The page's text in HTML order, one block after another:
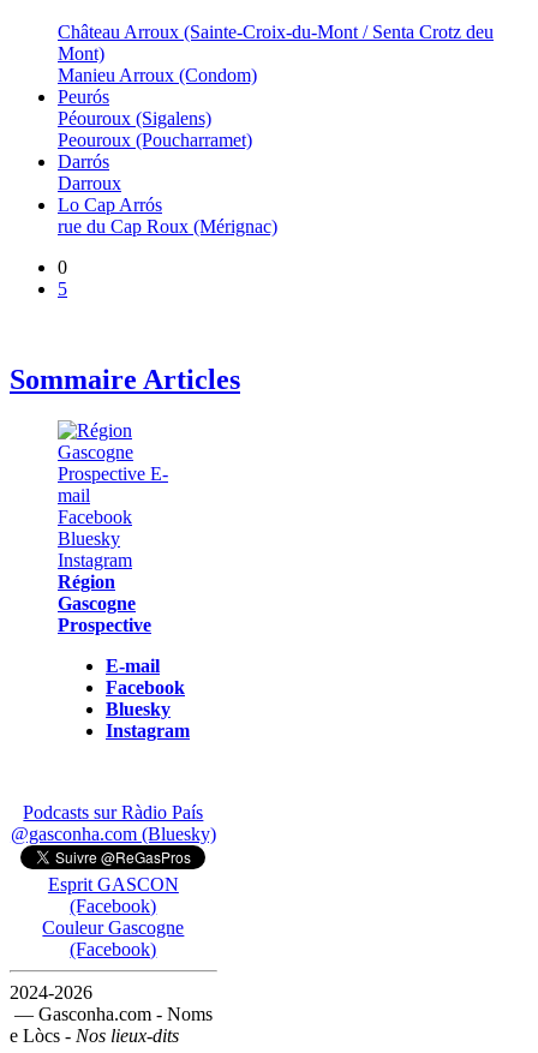
Château Arroux (Sainte-Croix-du-Mont / Senta Crotz deu
Mont)
Manieu Arroux (Condom)
Peurós
Péouroux (Sigalens)
Peouroux (Poucharramet)
Darrós
Darroux
Lo Cap Arrós
rue du Cap Roux (Mérignac)
0
5
Sommaire Articles
Région
Gascogne
Prospective
E-mail
Facebook
Bluesky
Instagram
Podcasts sur Ràdio País
@gasconha.com (Bluesky)
Esprit GASCON
(Facebook)
Couleur Gascogne
(Facebook)
2024-2026
— Gasconha.com - Noms
e Lòcs - Nos lieux-dits